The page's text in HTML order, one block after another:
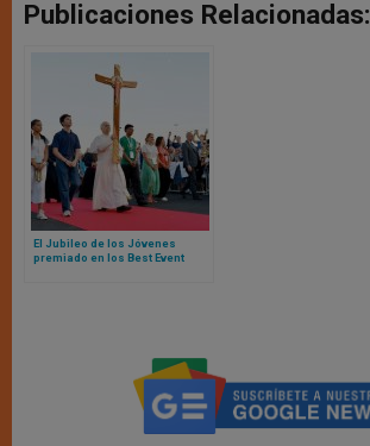
Publicaciones Relacionadas:
El Jubileo de los Jóvenes
premiado en los Best Event